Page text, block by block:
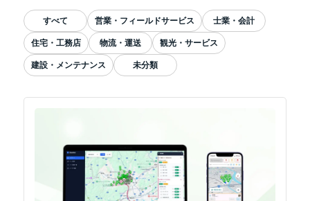
すべて 営業・フィールドサービス 士業・会計
住宅・工務店 物流・運送 観光・サービス
建設・メンテナンス 未分類